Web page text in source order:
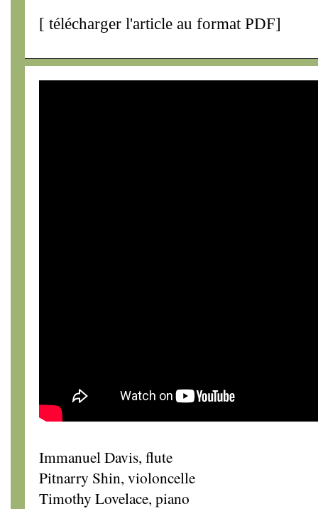
[ télécharger l'article au format PDF]
Immanuel Davis, flute
Pitnarry Shin, violoncelle
Timothy Lovelace, piano